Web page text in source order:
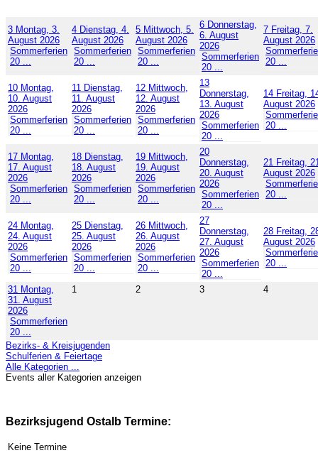
3 Montag, 3.
August 2026
Sommerferien
20 ...
4 Dienstag, 4.
August 2026
Sommerferien
20 ...
5 Mittwoch, 5.
August 2026
Sommerferien
20 ...
6 Donnerstag,
6. August
2026
Sommerferien
20 ...
7 Freitag, 7.
August 2026
20 ...
10 Montag,
10. August
2026
Sommerferien
20 ...
11 Dienstag,
11. August
2026
Sommerferien
20 ...
12 Mittwoch,
12. August
2026
Sommerferien
20 ...
13
Donnerstag,
13. August
2026
Sommerferien
20 ...
14 Freitag,
August 2026
20 ...
17 Montag,
17. August
2026
Sommerferien
20 ...
18 Dienstag,
18. August
2026
Sommerferien
20 ...
19 Mittwoch,
19. August
2026
Sommerferien
20 ...
20
Donnerstag,
20. August
2026
Sommerferien
20 ...
21 Freitag,
August 2026
20 ...
24 Montag,
24. August
2026
Sommerferien
20 ...
25 Dienstag,
25. August
2026
Sommerferien
20 ...
26 Mittwoch,
26. August
2026
Sommerferien
20 ...
27
Donnerstag,
27. August
2026
Sommerferien
20 ...
28 Freitag,
August 2026
20 ...
31 Montag,
31. August
2026
Sommerferien
20 ...
1 2 3 4
Bezirks- & Kreisjugenden
Schulferien & Feiertage
Alle Kategorien ...
Events aller Kategorien anzeigen
Bezirksjugend Ostalb Termine:
Keine Termine